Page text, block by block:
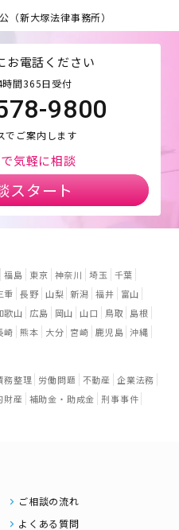
新大塚法律事務所）
お電話ください
時間365日受付
9800
でご案内します
気軽に相談
スタート
福島 東京 神奈川 埼玉
千葉
重 長野 山梨 新潟 福井
富山
歌山 広島 岡山 山口 鳥取
島根
崎 熊本 大分 宮崎 鹿児島 沖縄
務整理 労働問題 不動産 企業法務
財産 補助金・助成金 刑事事件
ご相談の流れ
よくある質問